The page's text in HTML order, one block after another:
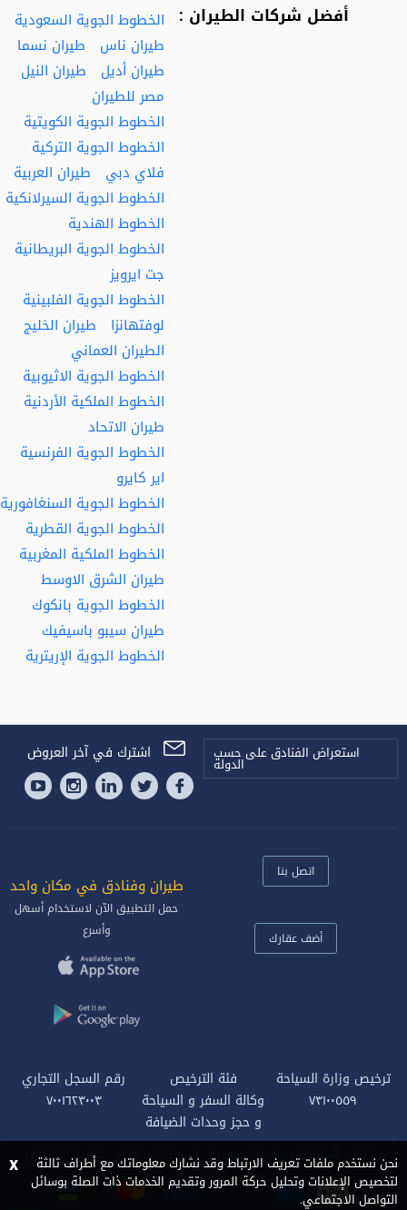
أفضل شركات الطيران :
الخطوط الجوية السعودية
طيران ناس
طيران نسما
طيران أديل
طيران النيل
مصر للطيران
الخطوط الجوية الكويتية
الخطوط الجوية التركية
فلاي دبي
طيران العربية
الخطوط الجوية السيرلانكية
الخطوط الهندية
الخطوط الجوية البريطانية
جت ايرويز
الخطوط الجوية الفلبينية
لوفتهانزا
طيران الخليج
الطيران العماني
الخطوط الجوية الاثيوبية
الخطوط الملكية الأردنية
طيران الاتحاد
الخطوط الجوية الفرنسية
اير كايرو
الخطوط الجوية السنغافورية
الخطوط الجوية القطرية
الخطوط الملكية المغربية
طيران الشرق الاوسط
الخطوط الجوية بانكوك
طيران سيبو باسيفيك
الخطوط الجوية الإريترية
اشترك في آخر العروض استعراض الفنادق على حسب
الدولة
اتصل بنا
أضف عقارك
طيران وفنادق في مكان واحد‎
حمل التطبيق الآن لاستخدام أسهل
وأسرع
ترخيص وزارة السياحة
٧٣١٠٠٥٥٩
فئة الترخيص
وكالة السفر و السياحة
و حجز وحدات الضيافة
رقم السجل التجاري
٧٠٠١٦٢٣٠٠٣
من نحن أسئلة وأجوبة الخصوصية شروط الاستخدام كيفية الاعتراض
وظائف
نحن نستخدم ملفات تعريف الارتباط وقد نشارك معلوماتك مع أطراف ثالثة
لتخصيص الإعلانات وتحليل حركة المرور وتقديم الخدمات ذات الصلة بوسائل
التواصل الاجتماعي.
x